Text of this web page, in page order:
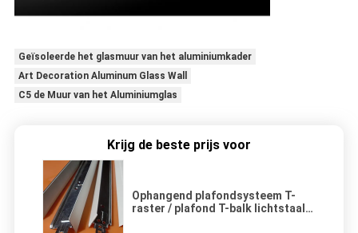
Geïsoleerde het glasmuur van het aluminiumkader
Art Decoration Aluminum Glass Wall
C5 de Muur van het Aluminiumglas
Krijg de beste prijs voor
Ophangend plafondsysteem T-
raster / plafond T-balk lichtstaal